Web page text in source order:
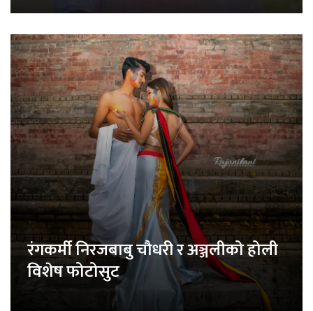
रंगकर्मी निरजबाबु चौधरी र अञ्जलीको होली
विशेष फोटोसुट